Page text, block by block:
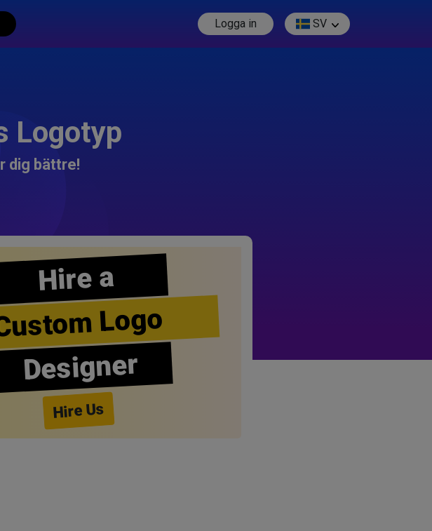
Logga in SV
Logotyp
dig bättre!
Hire a
Logo
Designer
Hire Us